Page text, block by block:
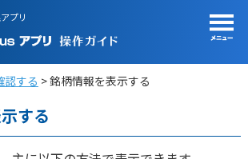
プリ
認する 銘柄情報を表示する
する